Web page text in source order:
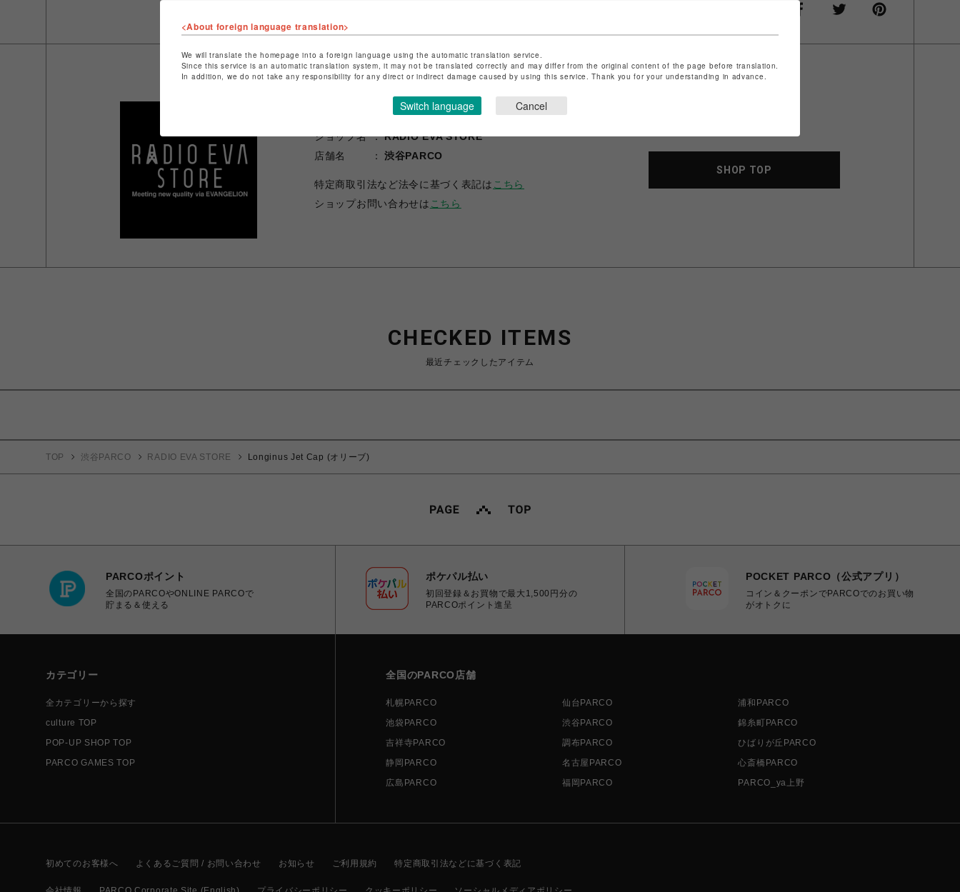
ショップ名
RADIO EVA STORE
店舗名
渋谷PARCO
特定商取引法など法令に基づく表記は こちら
ショップお問い合わせは こちら
SHOP TOP
CHECKED ITEMS
最近チェックしたアイテム
TOP 渋谷PARCO RADIO EVA STORE Longinus Jet Cap (オリーブ)
PARCOポイント
全国のPARCOやONLINE PARCOで
貯まる＆使える
ポケパル払い
初回登録＆お買物で最大1,500円分の
PARCOポイント進呈
POCKET PARCO（公式アプリ）
コイン＆クーポンでPARCOでのお買い物
がオトクに
カテゴリー
全カテゴリーから探す
culture TOP
POP-UP SHOP TOP
PARCO GAMES TOP
全国のPARCO店舗
札幌PARCO 仙台PARCO
浦和PARCO
池袋PARCO
渋谷PARCO
錦糸町PARCO
吉祥寺PARCO
調布PARCO
ひばりが丘PARCO
静岡PARCO
名古屋PARCO
心斎橋PARCO
広島PARCO
福岡PARCO PARCO_ya上野
初めてのお客様へ よくあるご質問 / お問い合わせ お知らせ ご利用規約 特定商取引法などに基づく表記
<About foreign language translation>
We will translate the homepage into a foreign language using the automatic translation service.
Since this service is an automatic translation system, it may not be translated correctly and may differ from the original content of the page before translation.
In addition, we do not take any responsibility for any direct or indirect damage caused by using this service. Thank you for your understanding in advance.
Switch language Cancel